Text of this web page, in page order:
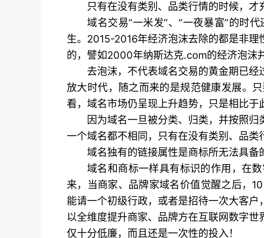
只有在没有类别、品类行情的时候，才
域名交易“一米发”、“一夜暴富”的时
生。2015-2016年经济泡沫去除的都是非
的，譬如2000年纳斯达克.com的经济泡沫
去泡沫，不代表域名交易的黄金期已
放大时代，随之而来的是规范健康发展。
看，域名市场仍呈现上升趋势，只是相比于
因为域名一旦被分类、归类，并按照
一个域名都不相同，只有在没有类别、品类
域名独有的链接属性是商标所无法具备
域名和商标一样具有标识的作用，在
来，当商家、品牌家域名价值觉醒之后，
能请一个初级行政，或者是招待一次大客
以全维度提升商家、品牌方在互联网数字
仅十分低廉，而且还是一次性的投入！